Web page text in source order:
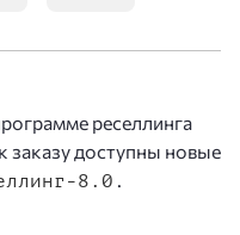
реселлинга
заказу доступны новые
8.0 .